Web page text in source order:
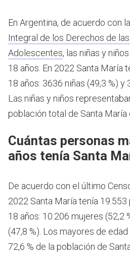
En Argentina, de acuerdo con la
Integral de los Derechos de
Adolescentes, las niñas y
18 años. En 2022 Santa María
18 años: 3636 niñas (49,3 %) y
Las niñas y niños
población total de Santa María
Cuántas personas
años tenía Santa
De acuerdo con el último
2022 Santa María tenía
18 años: 10.206 mujeres (52,2
(47,8 %). Los mayores de
72,6 % de la población de